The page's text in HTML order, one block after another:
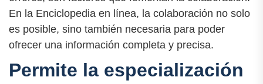
En la Enciclopedia en línea, la colaboración no solo
es posible, sino también necesaria para poder
ofrecer una información completa y precisa.
Permite la especialización